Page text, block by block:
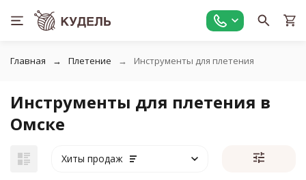
Главная Плетение Инструменты для плетения
Инструменты для плетения в
Омске
Хиты продаж